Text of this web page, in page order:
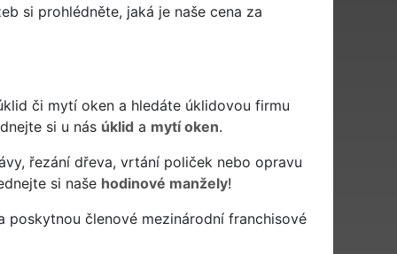
si prohlédněte, jaká je naše cena za
či mytí oken a hledáte úklidovou firmu
si u nás úklid a mytí oken.
řezání dřeva, vrtání poliček nebo opravu
si naše hodinové manžely!
členové mezinárodní franchisové